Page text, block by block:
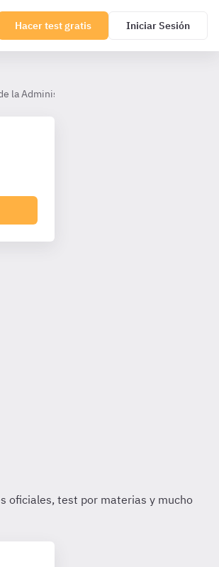
Hacer test gratis Iniciar Sesión
la Administración General del Estado AHP (TL)